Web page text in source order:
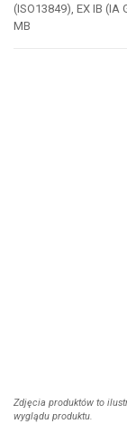
(ISO13849), EX IB (IA
MB
Zdjęcia produktów to
wyglądu produktu.